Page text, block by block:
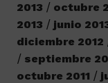
2013
octubre
2013
junio
diciembre 2012
septiembre
octubre 2011